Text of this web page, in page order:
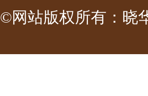
©网站版权所有：晓